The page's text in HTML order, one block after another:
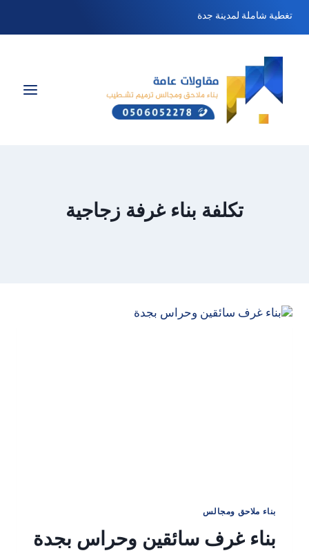
التجاوز
تغطية شاملة لمدينة جدة
تكلفة بناء غرفة زجاجية
بناء ملاحق ومجالس
بناء غرف سائقين وحراس بجدة